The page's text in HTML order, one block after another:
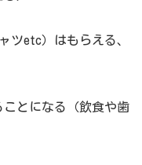
ツetc）はもらえる、
ことになる（飲食や歯